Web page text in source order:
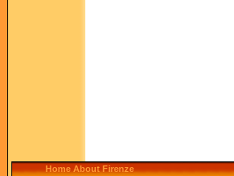
Home About Firenze